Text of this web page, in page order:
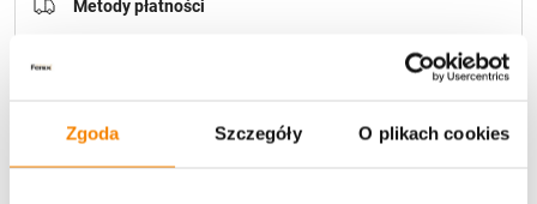
Zgoda Szczegóły O plikach cookies
Metody płatności